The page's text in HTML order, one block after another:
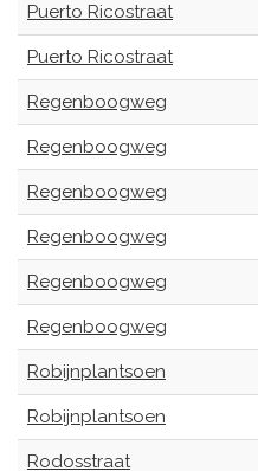
Puerto Ricostraat
Puerto Ricostraat
Regenboogweg
Regenboogweg
Regenboogweg
Regenboogweg
Regenboogweg
Regenboogweg
Robijnplantsoen
Robijnplantsoen
Rodosstraat